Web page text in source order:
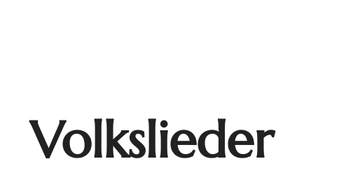
Volkslieder